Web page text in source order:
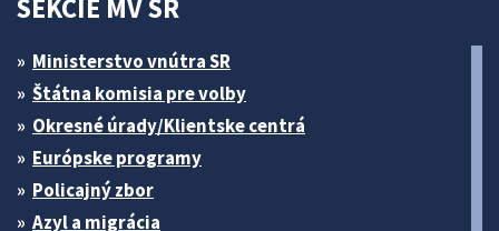
SEKCIE MV SR
Ministerstvo vnútra SR
Štátna komisia pre volby
Okresné úrady/Klientske centrá
Európske programy
Policajný zbor
Azyl a migrácia